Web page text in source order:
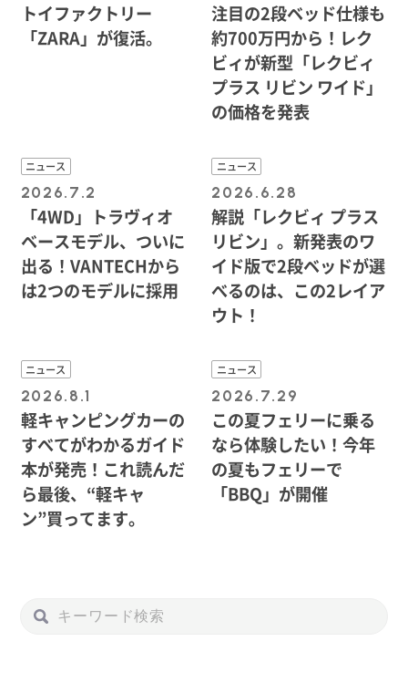
トイファクトリー
「ZARA」が復活。
注目の2段ベッド仕様も
約700万円から！レク
ビィが新型「レクビィ
プラス リビン ワイド」
の価格を発表
ニュース
2026.7.2
「4WD」トラヴィオ
ベースモデル、ついに
出る！VANTECHから
は2つのモデルに採用
ニュース
2026.6.28
解説「レクビィ プラス
リビン」。新発表のワ
イド版で2段ベッドが選
べるのは、この2レイア
ウト！
ニュース
2026.8.1
軽キャンピングカーの
すべてがわかるガイド
本が発売！これ読んだ
ら最後、“軽キャ
ン”買ってます。
ニュース
2026.7.29
この夏フェリーに乗る
なら体験したい！今年
の夏もフェリーで
「BBQ」が開催